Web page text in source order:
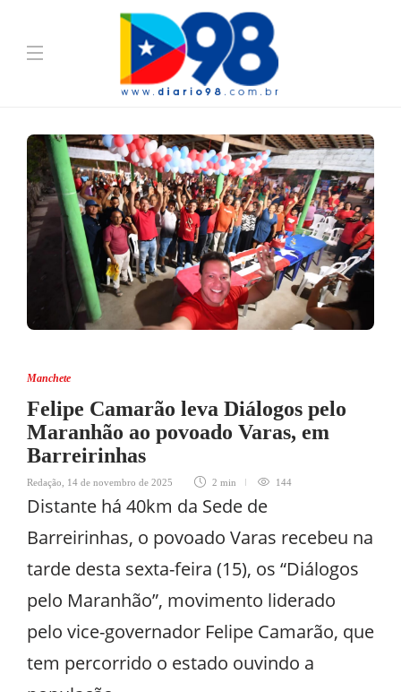
Manchete
Felipe Camarão leva Diálogos pelo
Maranhão ao povoado Varas, em
Barreirinhas
Redação 14 de novembro de 2025 2 min 144
Distante há 40km da Sede de
Barreirinhas, o povoado Varas recebeu na
tarde desta sexta-feira (15), os “Diálogos
pelo Maranhão”, movimento liderado
pelo vice-governador Felipe Camarão, que
tem percorrido o estado ouvindo a